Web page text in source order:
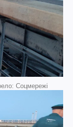
Соцмережі